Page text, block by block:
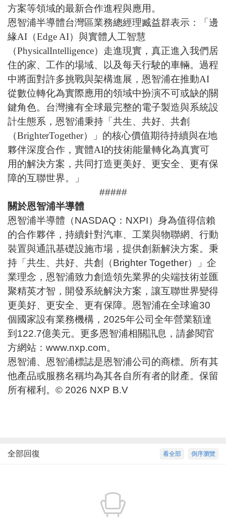
方案等領域的最新合作進程與應用。
恩智浦半導體台灣區業務總經理臧益群表示：「邊
緣AI （Edge AI）與實體人工智慧
（PhysicalIntelligence）走進現實，真正進入我們居
住的家、工作的場域、以及每天行駛的車輛。過程
中將面對許多挑戰與架構進展，恩智浦在推動AI
從數位轉化為實際應用的領域中扮演不可或缺的關
鍵角色。台灣擁有全球最完整的電子製造與系統設
計生態系，恩智浦秉持「共生、共好、共創
（BrighterTogether）」的核心價值期待持續與在地
夥伴深度合作，實體AI的技術能量轉化為真實可
用的解決方案，共同打造更美好、更安全、更有保
障的互聯世界。」
#####
關於恩智浦半導體
恩智浦半導體（NASDAQ：NXPI）身為值得信賴
的合作夥伴，持續針對汽車、工業與物聯網、行動
裝置與通訊基礎設施市場，提供創新解決方案。秉
持「共生、共好、共創（Brighter Together）」企
業理念，恩智浦致力創造領先業界的尖端技術並匯
聚精英才智，開發系統解決方案，讓互聯世界變得
更美好、更安全、更有保障。恩智浦在全球逾30
個國家設有業務機構，2025年公司全年營業額達
到122.7億美元。更多恩智浦相關訊息，請參閱官
方網站： www.nxp.com。
恩智浦、恩智浦標誌是恩智浦公司的商標。所有其
他產品或服務名稱均為其各自所有者的財產。保留
所有權利。© 2026 NXP B.V
倒序瀏覽
看全部
全部回復